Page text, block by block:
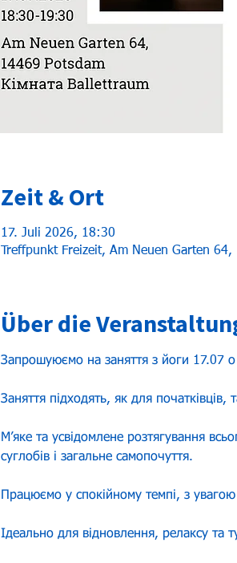
Zeit & Ort
17. Juli 2026, 18:30
Treffpunkt Freizeit, Am Neuen Garten
Über die
Запрошуюємо на заняття з йоги 17.07
Заняття підходять, як для
М’яке та усвідомлене розтягування
суглобів і загальне самопочуття.
Працюємо у спокійному темпі, з увагою
Ідеально для відновлення, релаксу та